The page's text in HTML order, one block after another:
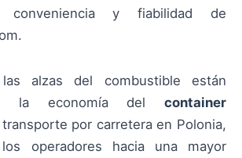
conveniencia y fiabilidad de
alzas del combustible están
la economía del container
por carretera en Polonia,
operadores hacia una mayor